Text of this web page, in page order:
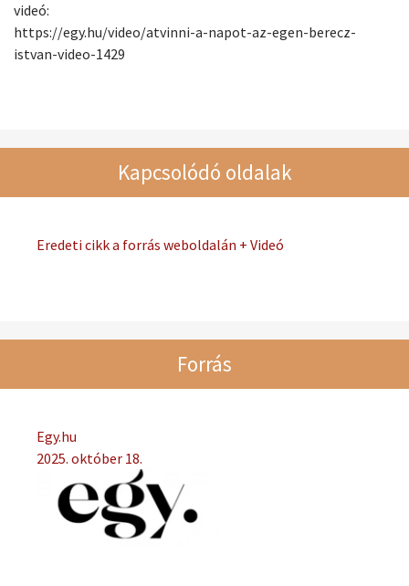
videó:
https://egy.hu/video/atvinni-a-napot-az-egen-berecz-
istvan-video-1429
Kapcsolódó oldalak
Eredeti cikk a forrás weboldalán + Videó
Forrás
Egy.hu
2025. október 18.